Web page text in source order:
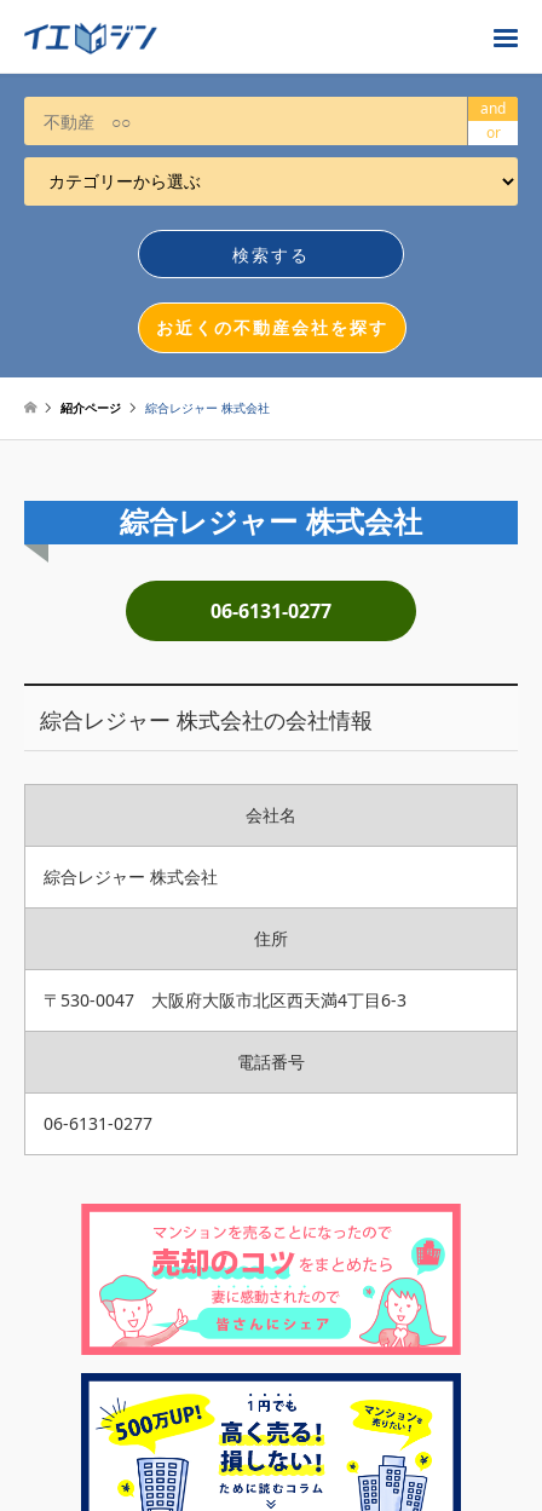
お近くの不動産会社を探す
カテゴリーから選ぶ
不動産売却
不動産投資
マンション売却
土地売却
税金について
運営会社
掲載受付窓口はこちら
and
or
お近くの不動産会社を探す
紹介ページ 綜合レジャー 株式会社
綜合レジャー 株式会社
06-6131-0277
綜合レジャー 株式会社の会社情報
会社名
綜合レジャー 株式会社
住所
〒530-0047 大阪府大阪市北区西天満4丁目6-3
電話番号
06-6131-0277